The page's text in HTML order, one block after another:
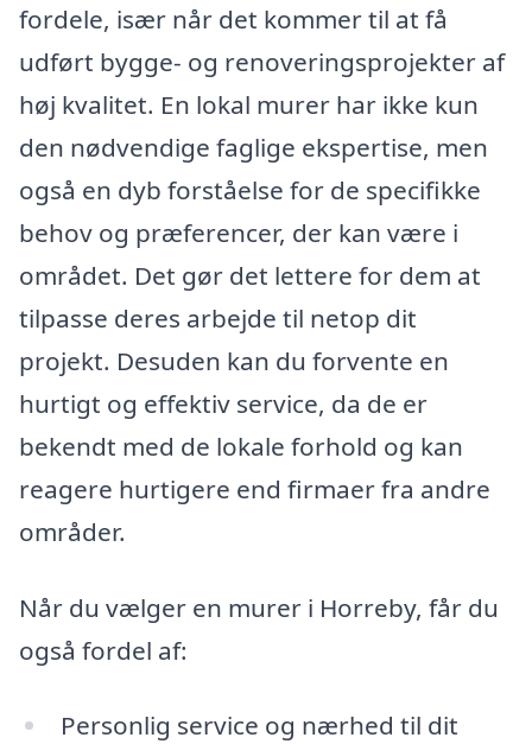
fordele, især når det kommer til at få
udført bygge- og renoveringsprojekter af
høj kvalitet. En lokal murer har ikke kun
den nødvendige faglige ekspertise, men
også en dyb forståelse for de specifikke
behov og præferencer, der kan være i
området. Det gør det lettere for dem at
tilpasse deres arbejde til netop dit
projekt. Desuden kan du forvente en
hurtigt og effektiv service, da de er
bekendt med de lokale forhold og kan
reagere hurtigere end firmaer fra andre
områder.
Når du vælger en murer i Horreby, får du
også fordel af:
Personlig service og nærhed til dit